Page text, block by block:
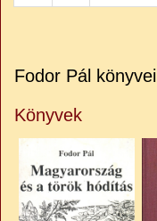
Fodor Pál könyvei
Könyvek